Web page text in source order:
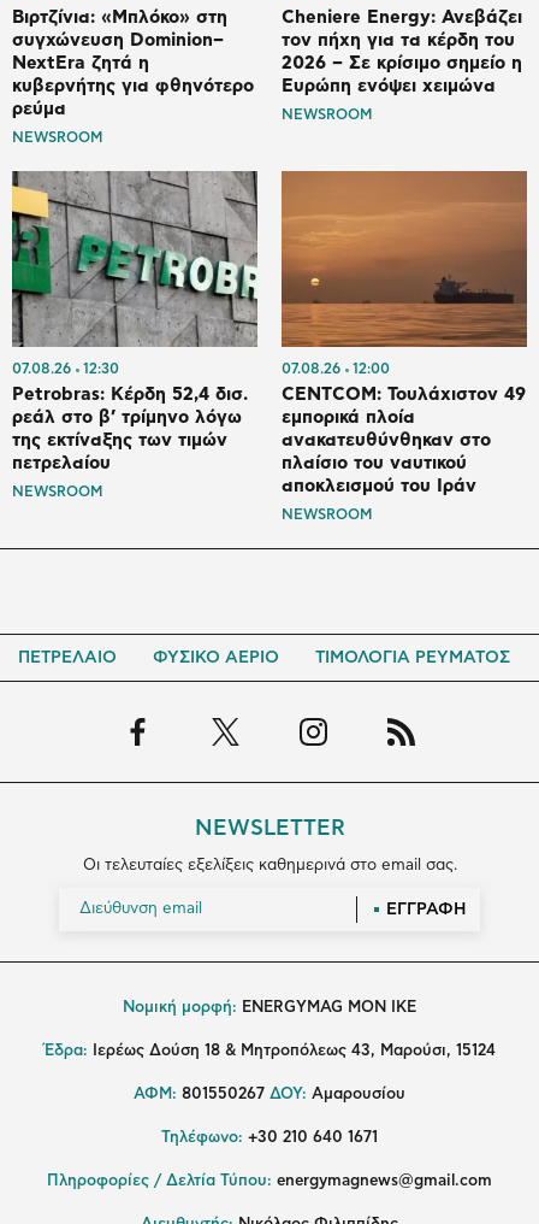
Βιρτζίνια: «Μπλόκο» στη
συγχώνευση Dominion–
NextEra ζητά η
κυβερνήτης για φθηνότερο
ρεύμα
NEWSROOM
Cheniere Energy: Ανεβάζει
τον πήχη για τα κέρδη του
2026 – Σε κρίσιμο σημείο η
Ευρώπη ενόψει χειμώνα
NEWSROOM
07.08.26 12:30
Petrobras: Κέρδη 52,4 δισ.
ρεάλ στο β’ τρίμηνο λόγω
της εκτίναξης των τιμών
πετρελαίου
NEWSROOM
07.08.26 12:00
CENTCOM: Τουλάχιστον 49
εμπορικά πλοία
ανακατευθύνθηκαν στο
πλαίσιο του ναυτικού
αποκλεισμού του Ιράν
NEWSROOM
ΠΕΤΡΕΛΑΙΟ ΦΥΣΙΚΟ ΑΕΡΙΟ ΤΙΜΟΛΟΓΙΑ ΡΕΥΜΑΤΟΣ
NEWSLETTER
Οι τελευταίες εξελίξεις καθημερινά στο email σας.
ΕΓΓΡΑΦΗ
Νομική μορφή: ENERGYMAG MON IKE
Έδρα: Ιερέως Δούση 18 & Μητροπόλεως 43, Μαρούσι, 15124
ΑΦΜ: 801550267 ΔΟΥ: Αμαρουσίου
Τηλέφωνο: +30 210 640 1671
Πληροφορίες / Δελτία Τύπου: energymagnews@gmail.com